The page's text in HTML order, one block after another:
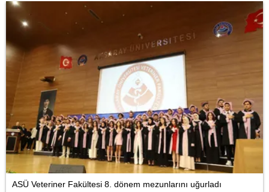
ASÜ Veteriner Fakültesi 8. dönem mezunlarını uğurladı